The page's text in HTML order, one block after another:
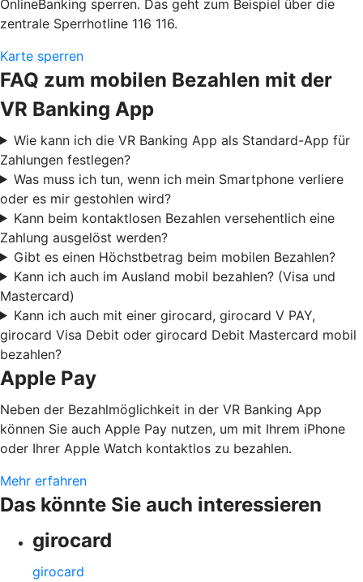
OnlineBanking sperren. Das geht zum Beispiel über die
zentrale Sperrhotline 116 116.
Karte sperren
FAQ zum mobilen Bezahlen mit der
VR Banking App
Wie kann ich die VR Banking App als Standard-App für
Zahlungen festlegen?
Was muss ich tun, wenn ich mein Smartphone verliere
oder es mir gestohlen wird?
Kann beim kontaktlosen Bezahlen versehentlich eine
Zahlung ausgelöst werden?
Gibt es einen Höchstbetrag beim mobilen Bezahlen?
Kann ich auch im Ausland mobil bezahlen? (Visa und
Mastercard)
Kann ich auch mit einer girocard, girocard V PAY,
girocard Visa Debit oder girocard Debit Mastercard mobil
bezahlen?
Apple Pay
Neben der Bezahlmöglichkeit in der VR Banking App
können Sie auch Apple Pay nutzen, um mit Ihrem iPhone
oder Ihrer Apple Watch kontaktlos zu bezahlen.
Mehr erfahren
Das könnte Sie auch interessieren
girocard
girocard